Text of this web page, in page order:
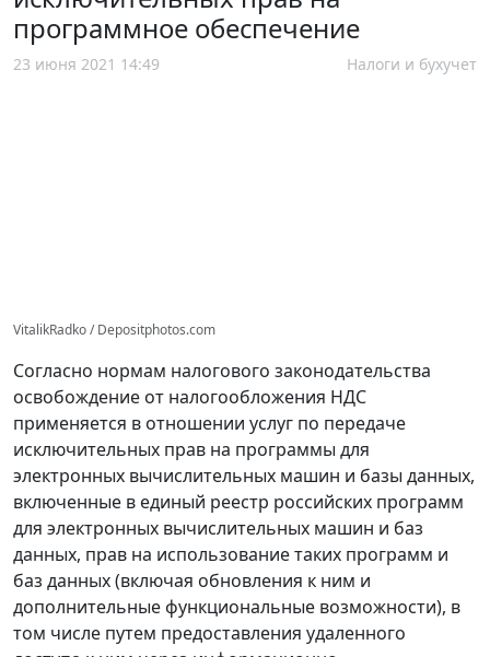
программное обеспечение
23 июня 2021 14:49 Налоги и бухучет
VitalikRadko / Depositphotos.com
Согласно нормам налогового законодательства
освобождение от налогообложения НДС
применяется в отношении услуг по передаче
исключительных прав на программы для
электронных вычислительных машин и базы данных,
включенные в единый реестр российских программ
для электронных вычислительных машин и баз
данных, прав на использование таких программ и
баз данных (включая обновления к ним и
дополнительные функциональные возможности), в
том числе путем предоставления удаленного